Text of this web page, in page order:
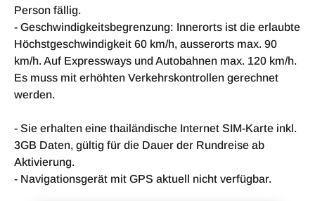
Person fällig.
- Geschwindigkeitsbegrenzung: Innerorts ist die erlaubte
Höchstgeschwindigkeit 60 km/h, ausserorts max. 90
km/h. Auf Expressways und Autobahnen max. 120 km/h.
Es muss mit erhöhten Verkehrskontrollen gerechnet
werden.
- Sie erhalten eine thailändische Internet SIM-Karte inkl.
3GB Daten, gültig für die Dauer der Rundreise ab
Aktivierung.
- Navigationsgerät mit GPS aktuell nicht verfügbar.